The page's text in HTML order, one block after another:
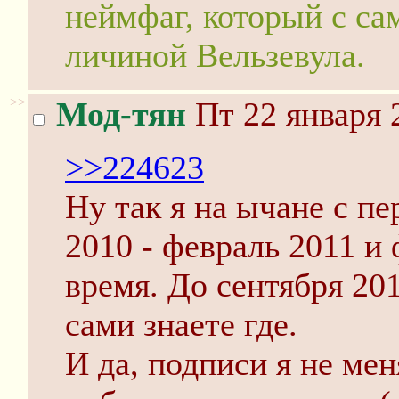
неймфаг, который с
личиной Вельзевула.
>> Мод-тян Пт 22 января
>>224623
Ну так я на ычане с
2010 - февраль 2011 и
время. До сентября
сами знаете где.
И да, подписи я не